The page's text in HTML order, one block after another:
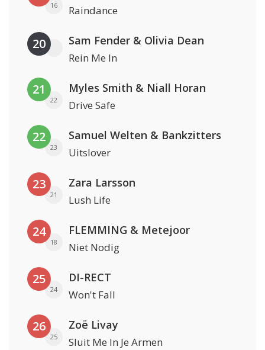
16 Raindance
20 Sam Fender & Olivia Dean
Rein Me In
21
22
Myles Smith & Niall Horan
Drive Safe
22
23
Samuel Welten & Bankzitters
Uitslover
23
21
Zara Larsson
Lush Life
24
18
FLEMMING & Metejoor
Niet Nodig
25
24
DI-RECT
Won't Fall
26
25
Zoë Livay
Sluit Me In Je Armen